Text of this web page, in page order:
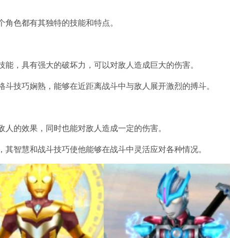
色都有其独特的技能和特点。
，具有强大的破坏力，可以对敌人造成巨大的伤害。
技巧娴熟，能够在近距离战斗中与敌人展开激烈的搏斗。
的效果，同时也能对敌人造成一定的伤害。
智慧和战斗技巧使他能够在战斗中灵活应对各种情况。